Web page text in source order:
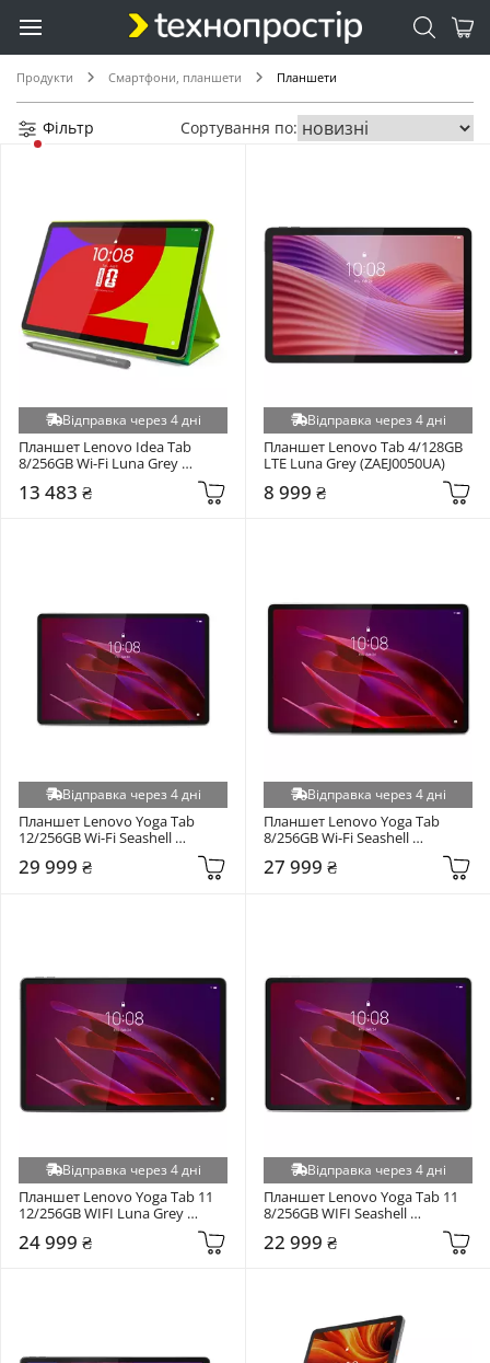
Продукти Смартфони, планшети Планшети
Фільтр Сортування по:
Відправка через 4 дні
Планшет Lenovo Idea Tab
8/256GB Wi-Fi Luna Grey
13 483 ₴
Відправка через 4 дні
Планшет Lenovo Tab 4/128GB
LTE Luna Grey (ZAEJ0050UA)
8 999 ₴
Відправка через 4 дні
Планшет Lenovo Yoga Tab
12/256GB Wi-Fi Seashell
29 999 ₴
Відправка через 4 дні
Планшет Lenovo Yoga Tab
8/256GB Wi-Fi Seashell
27 999 ₴
Відправка через 4 дні
Планшет Lenovo Yoga Tab 11
12/256GB WIFI Luna Grey
24 999 ₴
Відправка через 4 дні
Планшет Lenovo Yoga Tab 11
8/256GB WIFI Seashell
22 999 ₴